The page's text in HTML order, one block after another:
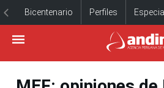
Bicentenario Perfiles